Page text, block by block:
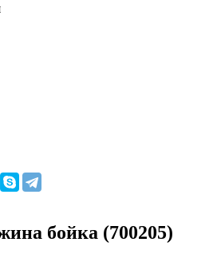
бойка (700205)